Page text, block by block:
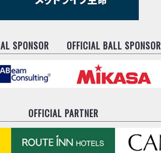
SPONSOR OFFICIAL BALL SPONSOR
OFFICIAL PARTNER